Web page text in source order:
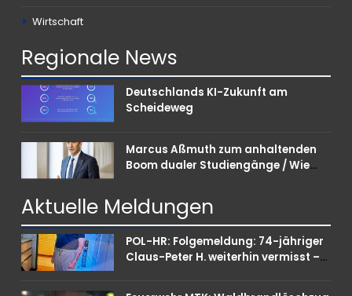
Wirtschaft
Regionale News
Deutschlands KI-Zukunft am
Scheideweg
Marcus Aßmuth zum anhaltenden
Boom dualer Studiengänge / Wie
punkten können
Aktuelle Meldungen
POL-HR: Folgemeldung: 74-jähriger
Claus-Peter H. weiterhin vermisst –